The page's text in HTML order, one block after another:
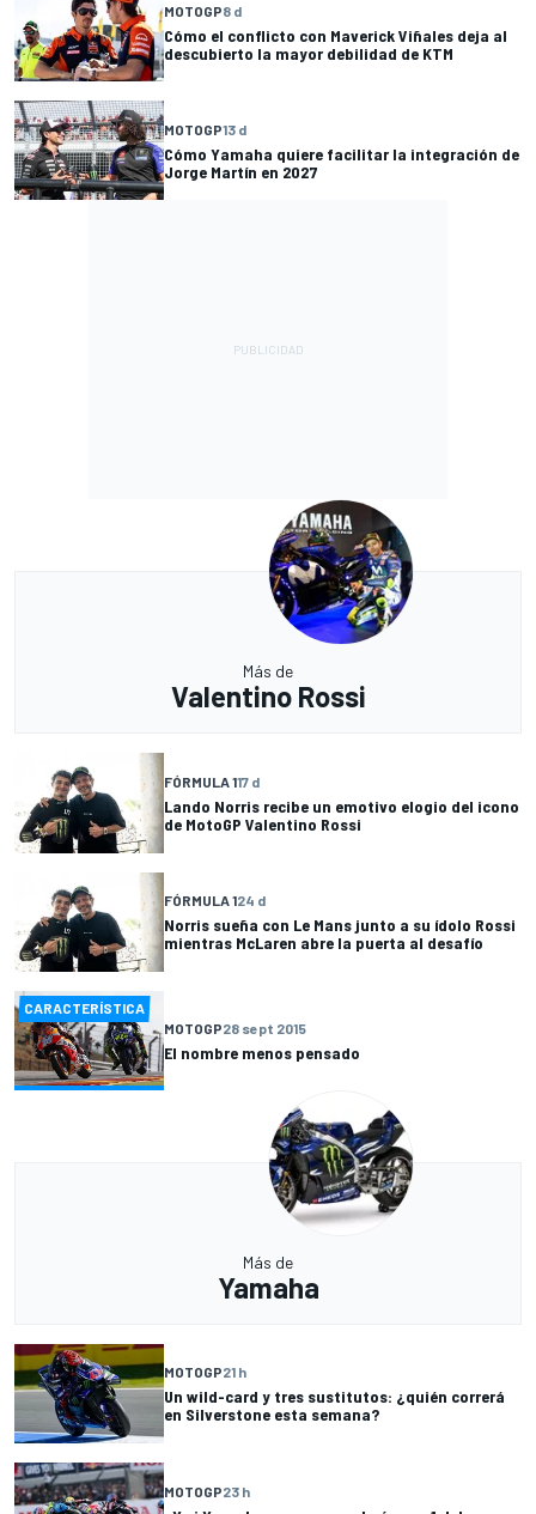
MOTOGP8 d
Cómo el conflicto con Maverick Viñales deja al
descubierto la mayor debilidad de KTM
MOTOGP13 d
Cómo Yamaha quiere facilitar la integración de
Jorge Martín en 2027
Más de
Valentino Rossi
FÓRMULA 117 d
Lando Norris recibe un emotivo elogio del icono
de MotoGP Valentino Rossi
FÓRMULA 124 d
Norris sueña con Le Mans junto a su ídolo Rossi
mientras McLaren abre la puerta al desafío
CARACTERÍSTICA
MOTOGP28 sept 2015
El nombre menos pensado
Más de
Yamaha
MOTOGP21 h
Un wild-card y tres sustitutos: ¿quién correrá
en Silverstone esta semana?
MOTOGP23 h